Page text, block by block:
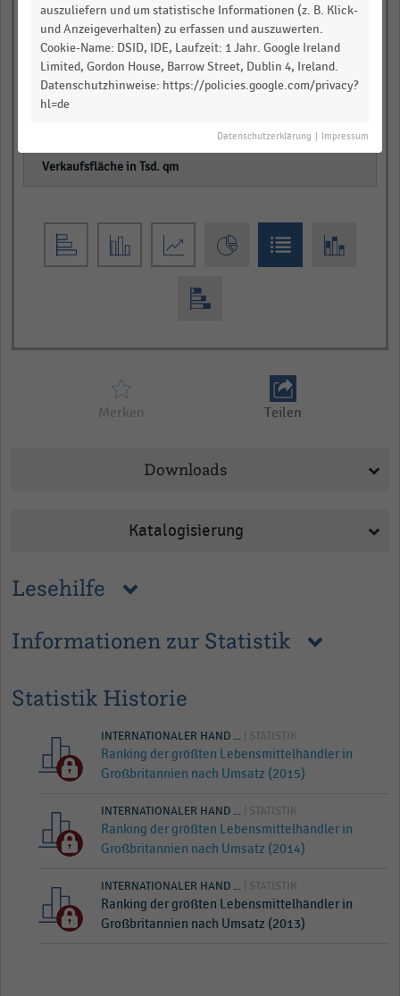
Lesehilfe
Informationen zur Statistik
empty
Schwarz-Gruppe
empty
Merken Teilen
Downloads
Katalogisierung
Statistik Historie
INTERNATIONALER HAND ... | STATISTIK
Ranking der größten Lebensmittelhändler in
Großbritannien nach Umsatz (2015)
INTERNATIONALER HAND ... | STATISTIK
Ranking der größten Lebensmittelhändler in
Großbritannien nach Umsatz (2014)
INTERNATIONALER HAND ... | STATISTIK
Ranking der größten Lebensmittelhändler in
Großbritannien nach Umsatz (2013)
auszuliefern und um statistische Informationen (z. B. Klick-
und Anzeigeverhalten) zu erfassen und auszuwerten.
Cookie-Name: DSID, IDE, Laufzeit: 1 Jahr. Google Ireland
Limited, Gordon House, Barrow Street, Dublin 4, Ireland.
Datenschutzhinweise: https://policies.google.com/privacy?
hl=de
Datenschutzerklärung Impressum